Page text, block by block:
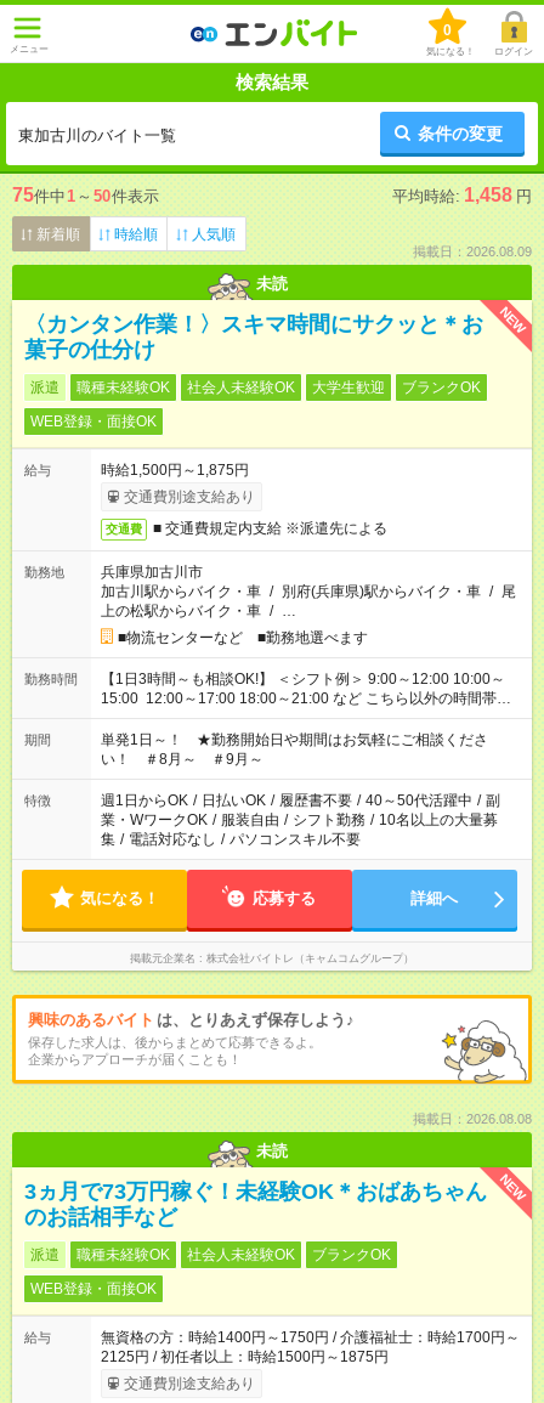
メニュー
0
気になる！ ログイン
検索結果
東加古川のバイト一覧 条件の変更
75件中1 ～ 50件表示 平均時給: 1,458 円
新着順 時給順 人気順
掲載日：2026.08.09
未読
NEW
〈カンタン作業！〉スキマ時間にサクッと＊お
菓子の仕分け
派遣 職種未経験OK 社会人未経験OK 大学生歓迎
ブランクOK
WEB登録・面接OK
給与
時給1,500円～1,875円
交通費別途支給あり
交通費 ■ 交通費規定内支給 ※派遣先による
勤務地
兵庫県加古川市
加古川駅からバイク・車 / 別府(兵庫県)駅からバイク・車 / 尾
上の松駅からバイク・車 / …
■物流センターなど ■勤務地選べます
勤務時間
【1日3時間～も相談OK!】 ＜シフト例＞ 9:00～12:00 10:00～
15:00 12:00～17:00 18:00～21:00 など こちら以外の時間帯も
お気軽にご相談ください！
期間
単発1日～！ ★勤務開始日や期間はお気軽にご相談くださ
い！ ＃8月～ ＃9月～
特徴 週1日からOK / 日払いOK / 履歴書不要 / 40～50代活躍中 / 副
業・WワークOK / 服装自由 / シフト勤務 / 10名以上の大量募
集 / 電話対応なし / パソコンスキル不要
気になる！ 応募する 詳細へ
掲載元企業名 株式会社バイトレ（キャムコムグループ）
興味のあるバイト は、とりあえず保存しよう♪
保存した求人は、後からまとめて応募できるよ。
企業からアプローチが届くことも！
掲載日：2026.08.08
未読
NEW
3ヵ月で73万円稼ぐ！未経験OK＊おばあちゃん
のお話相手など
派遣 職種未経験OK 社会人未経験OK
ブランクOK
WEB登録・面接OK
給与
無資格の方：時給1400円～1750円 / 介護福祉士：時給1700円～
2125円 / 初任者以上：時給1500円～1875円
交通費別途支給あり